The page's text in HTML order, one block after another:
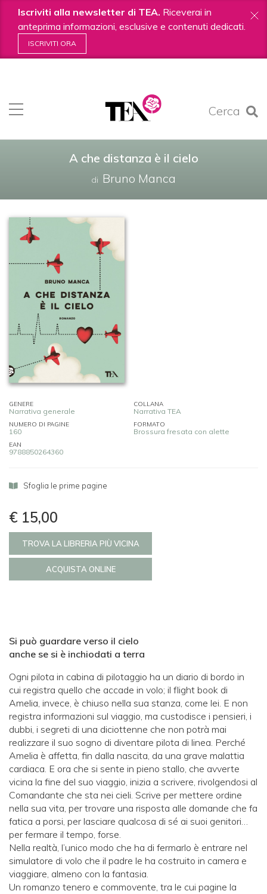
Iscriviti alla newsletter di TEA. Riceverai in
anteprima informazioni, esclusive e contenuti dedicati.
ISCRIVITI ORA
Cerca
contenuti.
|
A che distanza è il cielo
di Bruno Manca
GENERE
Narrativa generale
COLLANA
Narrativa TEA
NUMERO DI PAGINE
160
FORMATO
Brossura fresata con alette
EAN
9788850264360
Sfoglia le prime pagine
€ 15,00
TROVA LA LIBRERIA PIÙ VICINA
ACQUISTA ONLINE
Si può guardare verso il cielo
anche se si è inchiodati a terra
Ogni pilota in cabina di pilotaggio ha un diario di bordo in
cui registra quello che accade in volo; il flight book di
Amelia, invece, è chiuso nella sua stanza, come lei. E non
registra informazioni sul viaggio, ma custodisce i pensieri, i
dubbi, i segreti di una diciottenne che non potrà mai
realizzare il suo sogno di diventare pilota di linea. Perché
Amelia è affetta, fin dalla nascita, da una grave malattia
cardiaca. E ora che si sente in pieno stallo, che avverte
vicina la fine del suo viaggio, inizia a scrivere, rivolgendosi al
Comandante che sta nei cieli. Scrive per mettere ordine
nella sua vita, per trovare una risposta alle domande che fa
fatica a porsi, per lasciare qualcosa di sé ai suoi genitori…
per fermare il tempo, forse.
Nella realtà, l’unico modo che ha di fermarlo è entrare nel
simulatore di volo che il padre le ha costruito in camera e
viaggiare, almeno con la fantasia.
Un romanzo tenero e commovente, tra le cui pagine la